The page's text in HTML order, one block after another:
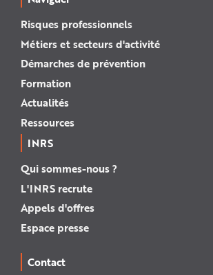
Risques professionnels
Métiers et secteurs d'activité
Démarches de prévention
Formation
Actualités
Ressources
INRS
Qui sommes-nous ?
L'INRS recrute
Appels d'offres
Espace presse
Contact